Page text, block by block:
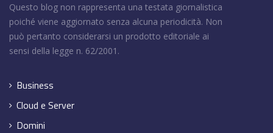
Questo blog non rappresenta una testata giornalistica
poiché viene aggiornato senza alcuna periodicità. Non
può pertanto considerarsi un prodotto editoriale ai
sensi della legge n. 62/2001.
Business
Cloud e Server
Domini